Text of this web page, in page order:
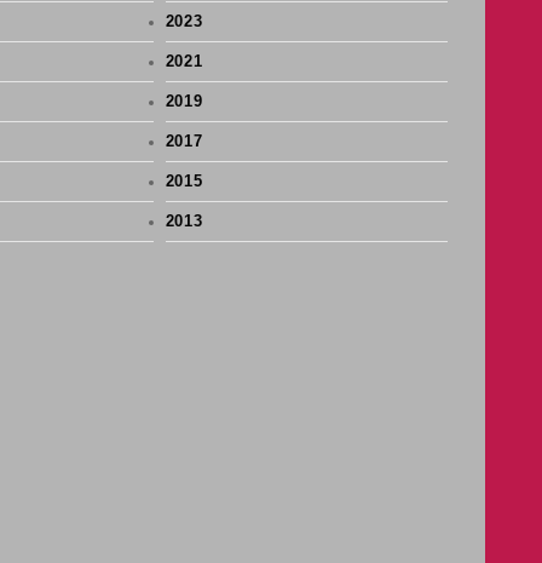
2023
2021
2019
2017
2015
2013